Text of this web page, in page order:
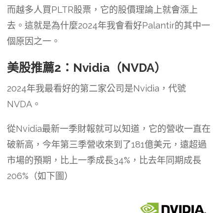
而越多人買PLTR股票，它的股價理論上就會漲上
去。這就是為什麼2024年我會看好Palantir的其中一
個原因之一。
美股推薦2：Nvidia（NVDA）
2024年我最看好的第二家公司是Nvidia，代號
NVDA。
從Nvidia最新一季財報就可以知道，它的營收一直在
破新高，今年第三季營收來到了181億美元，遠超過
市場的預期，比上一季成長34%，比去年同期成長
206%（如下圖）